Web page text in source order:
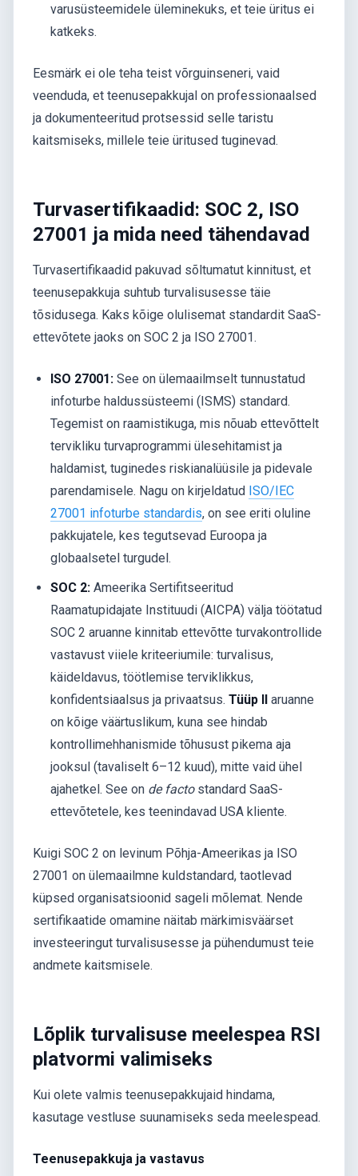
varusüsteemidele üleminekuks, et teie üritus ei
katkeks.
Eesmärk ei ole teha teist võrguinseneri, vaid
veenduda, et teenusepakkujal on professionaalsed
ja dokumenteeritud protsessid selle taristu
kaitsmiseks, millele teie üritused tuginevad.
Turvasertifikaadid: SOC 2, ISO
27001 ja mida need tähendavad
Turvasertifikaadid pakuvad sõltumatut kinnitust, et
teenusepakkuja suhtub turvalisusesse täie
tõsidusega. Kaks kõige olulisemat standardit SaaS-
ettevõtete jaoks on SOC 2 ja ISO 27001.
ISO 27001: See on ülemaailmselt tunnustatud
infoturbe haldussüsteemi (ISMS) standard.
Tegemist on raamistikuga, mis nõuab ettevõttelt
tervikliku turvaprogrammi ülesehitamist ja
haldamist, tuginedes riskianalüüsile ja pidevale
parendamisele. Nagu on kirjeldatud ISO/IEC
27001 infoturbe standardis, on see eriti oluline
pakkujatele, kes tegutsevad Euroopa ja
globaalsetel turgudel.
SOC 2: Ameerika Sertifitseeritud
Raamatupidajate Instituudi (AICPA) välja töötatud
SOC 2 aruanne kinnitab ettevõtte turvakontrollide
vastavust viiele kriteeriumile: turvalisus,
käideldavus, töötlemise terviklikkus,
konfidentsiaalsus ja privaatsus.Tüüp II aruanne
on kõige väärtuslikum, kuna see hindab
kontrollimehhanismide tõhusust pikema aja
jooksul (tavaliselt 6–12 kuud), mitte vaid ühel
ajahetkel. See on de factostandard SaaS-
ettevõtetele, kes teenindavad USA kliente.
Kuigi SOC 2 on levinum Põhja-Ameerikas ja ISO
27001 on ülemaailmne kuldstandard, taotlevad
küpsed organisatsioonid sageli mõlemat. Nende
sertifikaatide omamine näitab märkimisväärset
investeeringut turvalisusesse ja pühendumust teie
andmete kaitsmisele.
Lõplik turvalisuse meelespea RSI
platvormi valimiseks
Kui olete valmis teenusepakkujaid hindama,
kasutage vestluse suunamiseks seda meelespead.
Teenusepakkuja ja vastavus